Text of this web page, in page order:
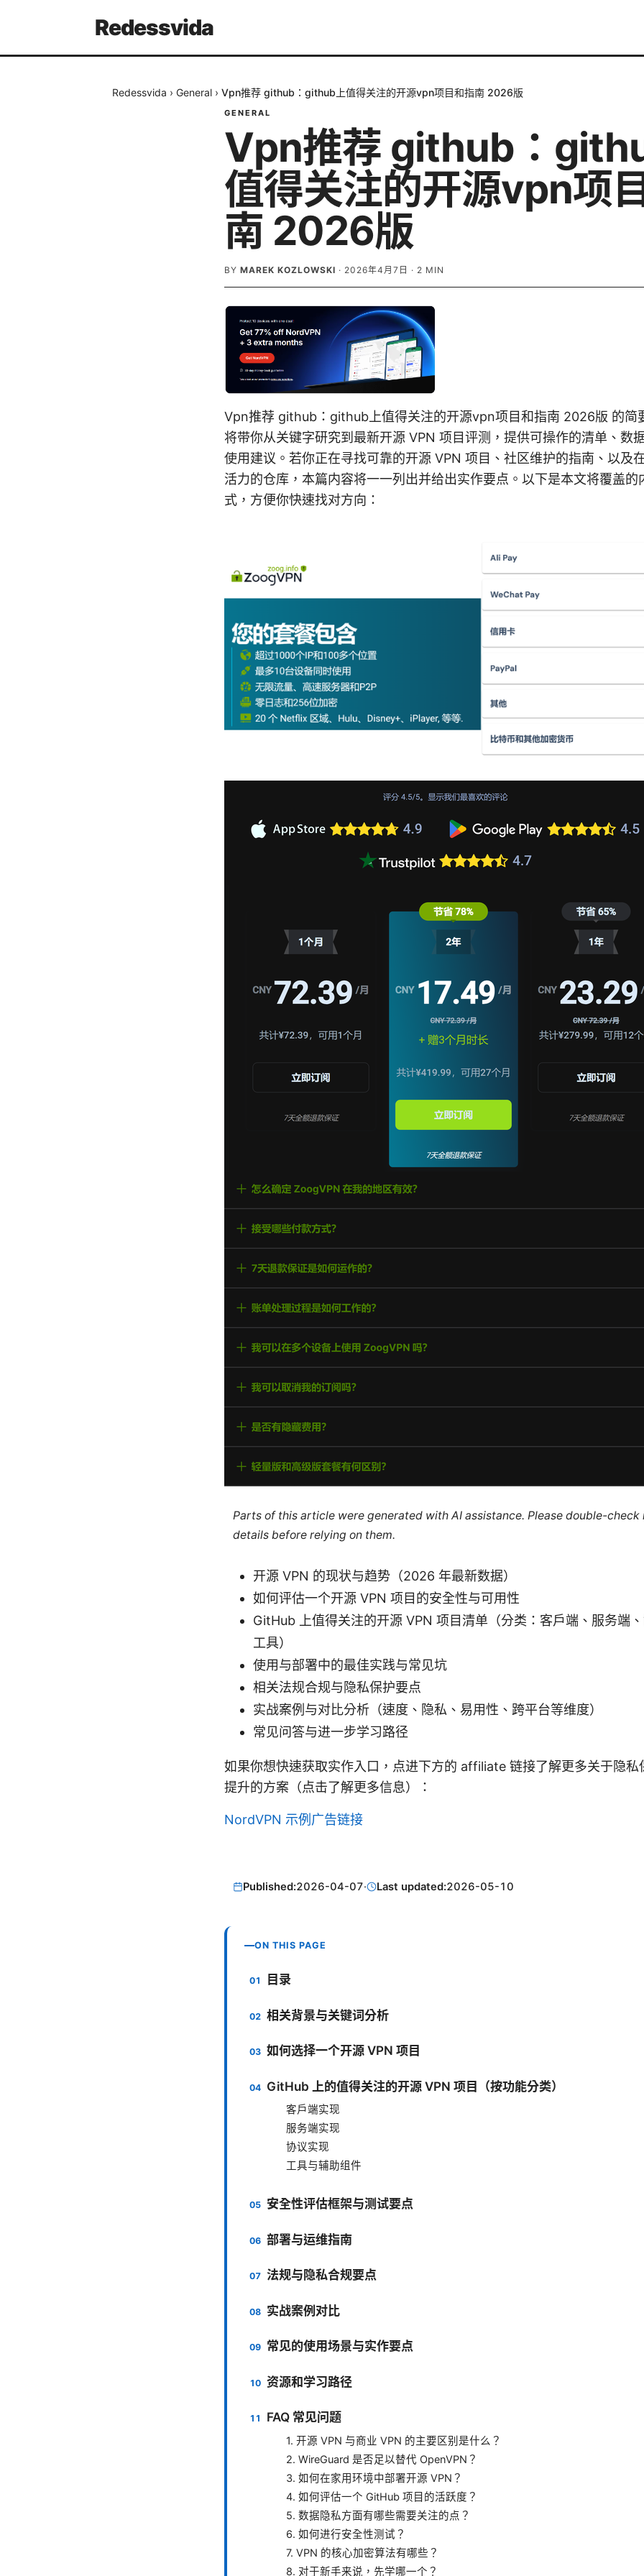
Redessvida
Redessvida › General › Vpn推荐 github：github上值得关注的开源vpn项目和指南 2026版
GENERAL
Vpn推荐 github：
值得关注的开源vpn项
南 2026版
BY MAREK KOZLOWSKI · 2026年4月7日 · 2 MIN
Vpn推荐 github：github上值得关注的开源vpn项目和指南 2026版 的简
将带你从关键字研究到最新开源 VPN 项目评测，提供可操作的清单、数
使用建议。若你正在寻找可靠的开源 VPN 项目、社区维护的指南、以及
活力的仓库，本篇内容将一一列出并给出实作要点。以下是本文将覆盖的
式，方便你快速找对方向：
Parts of this article were generated with AI assistance. Please double-
details before relying on them.
开源 VPN 的现状与趋势（2026 年最新数据）
如何评估一个开源 VPN 项目的安全性与可用性
GitHub 上值得关注的开源 VPN 项目清单（分类：客户端、服务端
工具）
使用与部署中的最佳实践与常见坑
相关法规合规与隐私保护要点
实战案例与对比分析（速度、隐私、易用性、跨平台等维度）
常见问答与进一步学习路径
如果你想快速获取实作入口，点进下方的 affiliate 链接了解更多关于隐私
提升的方案（点击了解更多信息）：
NordVPN 示例广告链接
Published:2026-04-07· Last updated:2026-05-10
ON THIS PAGE
目录
相关背景与关键词分析
如何选择一个开源 VPN 项目
GitHub 上的值得关注的开源 VPN 项目（按功能分类）
客户端实现
服务端实现
协议实现
工具与辅助组件
安全性评估框架与测试要点
部署与运维指南
法规与隐私合规要点
实战案例对比
常见的使用场景与实作要点
资源和学习路径
FAQ 常见问题
1. 开源 VPN 与商业 VPN 的主要区别是什么？
2. WireGuard 是否足以替代 OpenVPN？
3. 如何在家用环境中部署开源 VPN？
4. 如何评估一个 GitHub 项目的活跃度？
5. 数据隐私方面有哪些需要关注的点？
6. 如何进行安全性测试？
7. VPN 的核心加密算法有哪些？
8. 对于新手来说，先学哪一个？